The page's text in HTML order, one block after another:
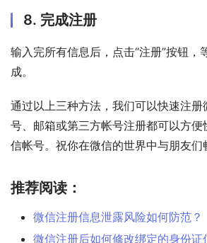
8. 完成注册
输入完所有信息后，点击“注册”按钮，
成。
通过以上三种方法，我们可以快速注
号、邮箱或第三方帐号注册都可以方便
信帐号。祝你在微信的世界中与朋友们
推荐阅读：
微信注册信息泄露风险如何防范？
微信注册后如何修改绑定的身份证